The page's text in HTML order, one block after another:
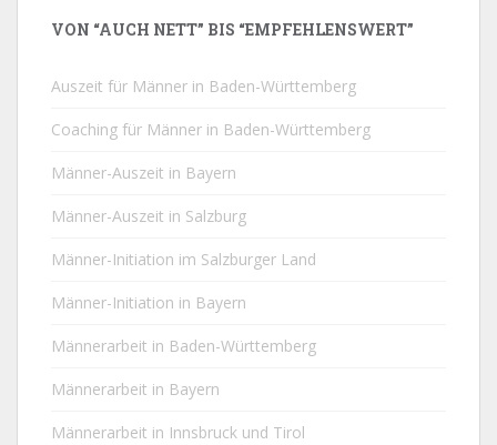
VON “AUCH NETT” BIS “EMPFEHLENSWERT”
Auszeit für Männer in Baden-Württemberg
Coaching für Männer in Baden-Württemberg
Männer-Auszeit in Bayern
Männer-Auszeit in Salzburg
Männer-Initiation im Salzburger Land
Männer-Initiation in Bayern
Männerarbeit in Baden-Württemberg
Männerarbeit in Bayern
Männerarbeit in Innsbruck und Tirol